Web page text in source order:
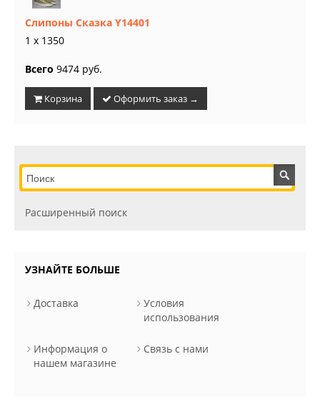
Слипоны Сказка Y14401
1 x 1350
Всего 9474 руб.
Корзина Оформить заказ →
Расширенный поиск
УЗНАЙТЕ БОЛЬШЕ
Доставка
Условия
использования
Информация о
нашем магазине
Связь с нами